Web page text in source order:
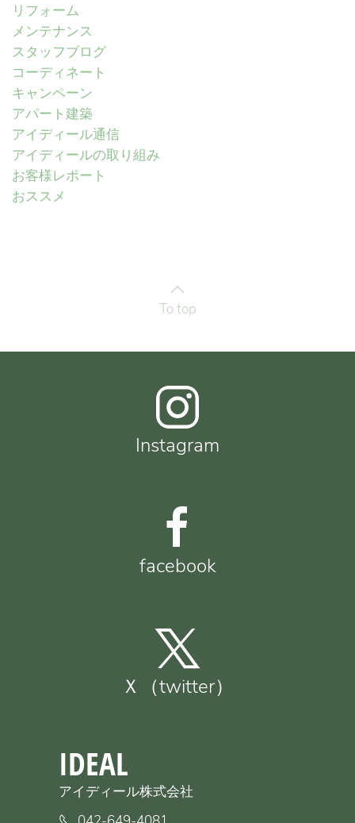
リフォーム
メンテナンス
スタッフブログ
コーディネート
キャンペーン
アパート建築
アイディール通信
アイディールの取り組み
お客様レポート
おススメ
To top
Instagram
facebook
Ｘ（twitter）
IDEAL
アイディール株式会社